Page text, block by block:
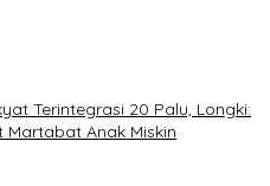
Terintegrasi 20 Palu, Longki:
Anak Miskin